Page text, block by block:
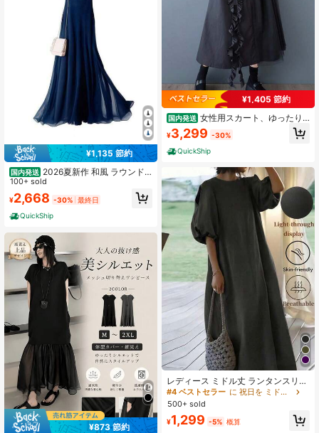
¥1,135 節約
国内発送 2026夏新作 和風 ラウンド
ネック ノースリーブ Aライン 二重 シ
フォン ドレス ワンピース レディー
ス 夏物 ロング丈 マキシ丈 体型カバ
ー エレガント 上品 綺麗め レイヤー
ド 重ね着 シースルー 透け感
100+ sold
¥2,668 -30% 最終日
QuickShip
¥873 節約
¥1,405 節約
国内発送 女性用スカート、ゆったり
としたカジュアルスタイル、ゆった
りで快適、レトロな、洗練されたお
しゃれ、女性用ドレス、夏用
¥3,299 -30%
QuickShip
レディース ミドル丈 ランタンスリー
ブ ベルト付きドレス、ラウンドネッ
ク、スリットディテール、カジュア
ル織物生地 ブラック エレガント サ
マー
#4 ベストセラー
に 祝日を ミドル丈ドレス
500+ sold
¥1,299 -5% 概算